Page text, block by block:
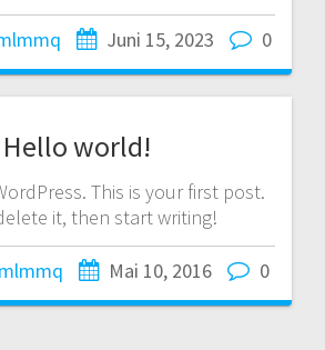
Juni 15, 2023 0
Hello world!
This is your first post.
it, then start writing!
Mai 10, 2016 0